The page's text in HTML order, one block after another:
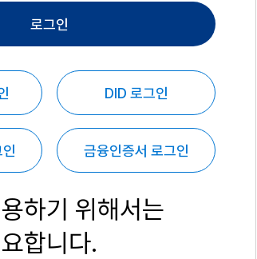
로그인
DID 로그인
금융인증서 로그인
하기 위해서는
합니다.